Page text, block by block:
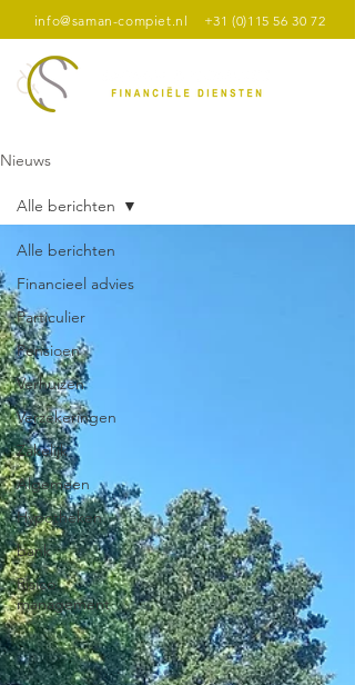
info@saman-compiet.nl +31 (0)115 56 30 72
Nieuws
Alle berichten
Financieel advies
Particulier
Pensioen
Verhuizen
Verzekeringen
Zakelijk
Algemeen
Hypotheken
bank
Risico
management
Alle berichten